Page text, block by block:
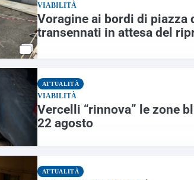
VIABILITÀ
Voragine ai bordi di piazza
transennati in attesa del
ATTUALITÀ
VIABILITÀ
Vercelli “rinnova” le zone
22 agosto
ATTUALITÀ